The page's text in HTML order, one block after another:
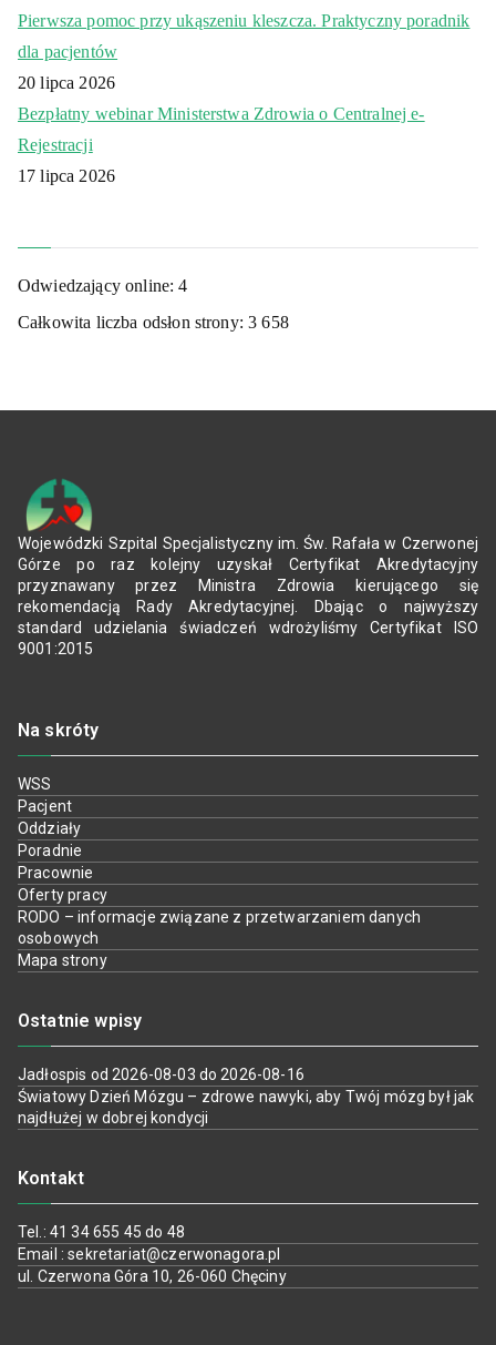
Pierwsza pomoc przy ukąszeniu kleszcza. Praktyczny poradnik
dla pacjentów
20 lipca 2026
Bezpłatny webinar Ministerstwa Zdrowia o Centralnej e-
Rejestracji
17 lipca 2026
Odwiedzający online:4
Całkowita liczba odsłon strony:3 658
Wojewódzki Szpital Specjalistyczny im. Św. Rafała w Czerwonej
Górze po raz kolejny uzyskał Certyfikat Akredytacyjny
przyznawany przez Ministra Zdrowia kierującego się
rekomendacją Rady Akredytacyjnej. Dbając o najwyższy
standard udzielania świadczeń wdrożyliśmy Certyfikat ISO
9001:2015
Na skróty
WSS
Pacjent
Oddziały
Poradnie
Pracownie
Oferty pracy
RODO – informacje związane z przetwarzaniem danych
osobowych
Mapa strony
Ostatnie wpisy
Jadłospis od 2026-08-03 do 2026-08-16
Światowy Dzień Mózgu – zdrowe nawyki, aby Twój mózg był jak
najdłużej w dobrej kondycji
Kontakt
Tel.: 41 34 655 45 do 48
Email : sekretariat@czerwonagora.pl
ul. Czerwona Góra 10, 26-060 Chęciny